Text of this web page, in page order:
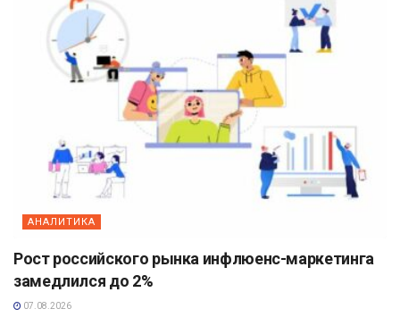
АНАЛИТИКА
Рост российского рынка инфлюенс-маркетинга
замедлился до 2%
07.08.2026